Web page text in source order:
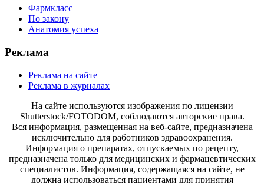
Фармкласс
По закону
Анатомия успеха
Реклама
Реклама на сайте
Реклама в журналах
На сайте используются изображения по лицензии
Shutterstock/FOTODOM, соблюдаются авторские права.
Вся информация, размещенная на веб-сайте, предназначена
исключительно для работников здравоохранения.
Информация о препаратах, отпускаемых по рецепту,
предназначена только для медицинских и фармацевтических
специалистов. Информация, содержащаяся на сайте, не
должна использоваться пациентами для принятия